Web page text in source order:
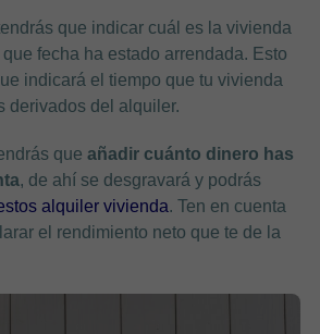
que indicar cuál es la vivienda
fecha ha estado arrendada. Esto
indicará el tiempo que tu vivienda
derivados del alquiler.
que añadir cuánto dinero has
, de ahí se desgravará y podrás
alquiler vivienda. Ten en cuenta
el rendimiento neto que te de la